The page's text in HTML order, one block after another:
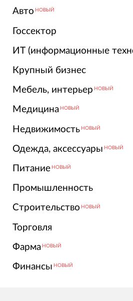
Авто НОВЫЙ
Госсектор
ИТ (информационные
Крупный бизнес
Мебель, интерьер НОВЫЙ
Медицина НОВЫЙ
Недвижимость НОВЫЙ
Одежда, аксессуары НОВЫЙ
Питание НОВЫЙ
Промышленность
Строительство НОВЫЙ
Торговля
Фарма НОВЫЙ
Финансы НОВЫЙ